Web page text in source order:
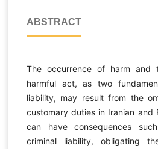
ABSTRACT
The occurrence of harm and
harmful act, as two
liability, may result from the
customary duties in Iranian and
can have consequences
criminal liability, obligating